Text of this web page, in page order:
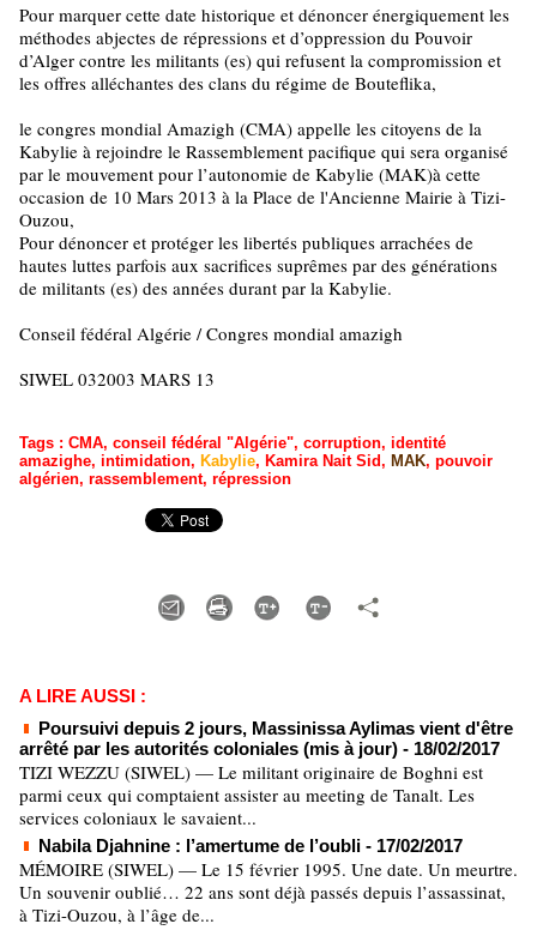
Pour marquer cette date historique et dénoncer énergiquement les
méthodes abjectes de répressions et d’oppression du Pouvoir
d’Alger contre les militants (es) qui refusent la compromission et
les offres alléchantes des clans du régime de Bouteflika,
le congres mondial Amazigh (CMA) appelle les citoyens de la
Kabylie à rejoindre le Rassemblement pacifique qui sera organisé
par le mouvement pour l’autonomie de Kabylie (MAK)à cette
occasion de 10 Mars 2013 à la Place de l'Ancienne Mairie à Tizi-
Ouzou,
Pour dénoncer et protéger les libertés publiques arrachées de
hautes luttes parfois aux sacrifices suprêmes par des générations
de militants (es) des années durant par la Kabylie.
Conseil fédéral Algérie / Congres mondial amazigh
SIWEL 032003 MARS 13
Tags : CMA, conseil fédéral "Algérie", corruption, identité
amazighe, intimidation, Kabylie, Kamira Nait Sid, MAK, pouvoir
algérien, rassemblement, répression
A LIRE AUSSI :
Poursuivi depuis 2 jours, Massinissa Aylimas vient d'être
arrêté par les autorités coloniales (mis à jour) - 18/02/2017
TIZI WEZZU (SIWEL) — Le militant originaire de Boghni est
parmi ceux qui comptaient assister au meeting de Tanalt. Les
services coloniaux le savaient...
Nabila Djahnine : l’amertume de l’oubli - 17/02/2017
MÉMOIRE (SIWEL) — Le 15 février 1995. Une date. Un meurtre.
Un souvenir oublié… 22 ans sont déjà passés depuis l’assassinat,
à Tizi-Ouzou, à l’âge de...